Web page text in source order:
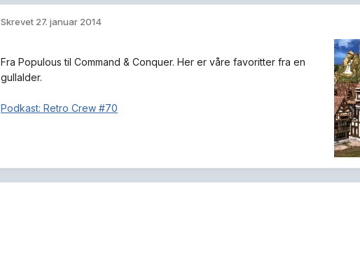
Skrevet 27. januar 2014
Fra Populous til Command & Conquer. Her er våre favoritter fra en
gullalder.
Podkast: Retro Crew #70